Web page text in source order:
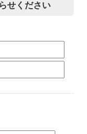
せください